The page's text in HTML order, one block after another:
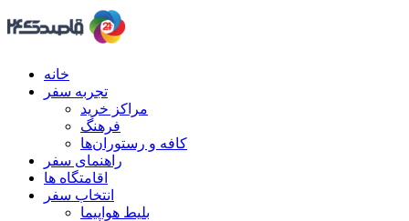
خانه
تجربه سفر
مراکز خرید
فرهنگ
کافه و رستوران‌ها
راهنمای سفر
اقامتگاه ها
انتخاب سفر
بلیط هواپیما